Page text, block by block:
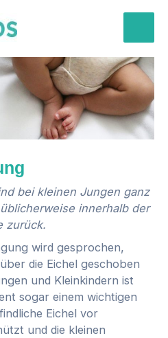
bei kleinen Jungen ganz
innerhalb der
zurück.
wird gesprochen,
die Eichel geschoben
und Kleinkindern ist
sogar einem wichtigen
Eichel vor
und die kleinen